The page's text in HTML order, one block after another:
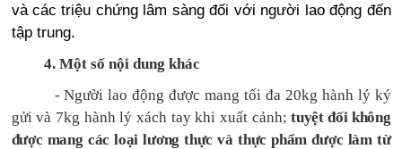
và các triệu chứng lâm sàng đối với người lao động đến
tập trung.
4. Một số nội dung khác
- Người lao động được mang tối đa 20kg hành lý ký
gửi và 7kg hành lý xách tay khi xuất cảnh; tuyệt đối không
được mang các loại lương thực và thực phẩm được làm từ